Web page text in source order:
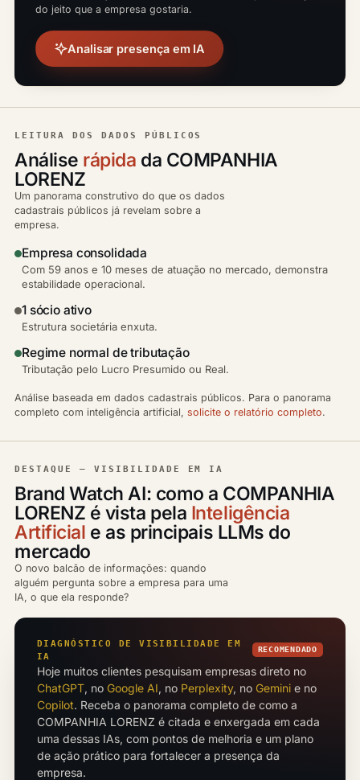
do jeito que a empresa gostaria.
Analisar presença em IA
LEITURA DOS DADOS PÚBLICOS
Análise rápida da COMPANHIA
LORENZ
Um panorama construtivo do que os dados
cadastrais públicos já revelam sobre a
empresa.
Empresa consolidada
Com 59 anos e 10 meses de atuação no mercado, demonstra
estabilidade operacional.
1 sócio ativo
Estrutura societária enxuta.
Regime normal de tributação
Tributação pelo Lucro Presumido ou Real.
Análise baseada em dados cadastrais públicos. Para o panorama
completo com inteligência artificial, solicite o relatório completo.
DESTAQUE — VISIBILIDADE EM IA
Brand Watch AI: como a COMPANHIA
LORENZ é vista pela Inteligência
Artificial e as principais LLMs do
mercado
O novo balcão de informações: quando
alguém pergunta sobre a empresa para uma
IA, o que ela responde?
DIAGNÓSTICO DE VISIBILIDADE EM
IA
RECOMENDADO
Hoje muitos clientes pesquisam empresas direto no
ChatGPT, no Google AI, no Perplexity, no Gemini e no
Copilot. Receba o panorama completo de como a
COMPANHIA LORENZ é citada e enxergada em cada
uma dessas IAs, com pontos de melhoria e um plano
de ação prático para fortalecer a presença da
empresa.